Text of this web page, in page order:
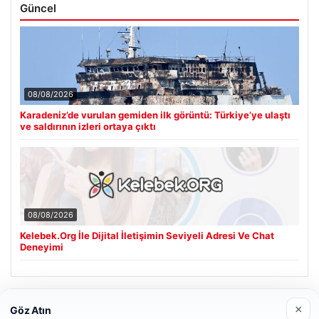
Güncel
08/08/2026
Karadeniz’de vurulan gemiden ilk görüntü: Türkiye’ye ulaştı
ve saldırının izleri ortaya çıktı
08/08/2026
Kelebek.Org İle Dijital İletişimin Seviyeli Adresi Ve Chat
Deneyimi
Son Eklenen Firmalar
Göz Atın ×